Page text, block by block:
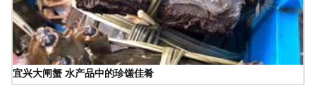
宜兴大闸蟹 水产品中的珍馐佳肴